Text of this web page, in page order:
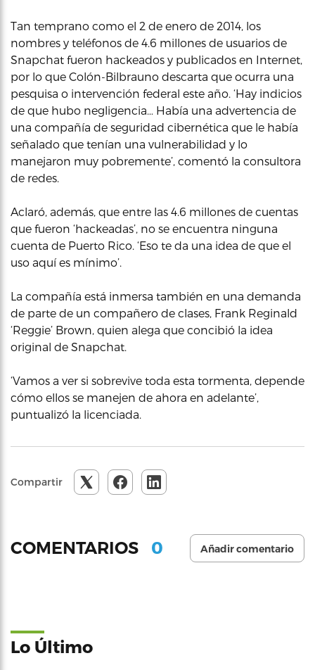
Tan temprano como el 2 de enero de 2014, los
nombres y teléfonos de 4.6 millones de usuarios de
Snapchat fueron hackeados y publicados en Internet,
por lo que Colón-Bilbrauno descarta que ocurra una
pesquisa o intervención federal este año. ‘Hay indicios
de que hubo negligencia… Había una advertencia de
una compañía de seguridad cibernética que le había
señalado que tenían una vulnerabilidad y lo
manejaron muy pobremente’, comentó la consultora
de redes.
Aclaró, además, que entre las 4.6 millones de cuentas
que fueron ‘hackeadas’, no se encuentra ninguna
cuenta de Puerto Rico. ‘Eso te da una idea de que el
uso aquí es mínimo’.
La compañía está inmersa también en una demanda
de parte de un compañero de clases, Frank Reginald
‘Reggie’ Brown, quien alega que concibió la idea
original de Snapchat.
‘Vamos a ver si sobrevive toda esta tormenta, depende
cómo ellos se manejen de ahora en adelante’,
puntualizó la licenciada.
Compartir
COMENTARIOS 0 Añadir comentario
Lo Último